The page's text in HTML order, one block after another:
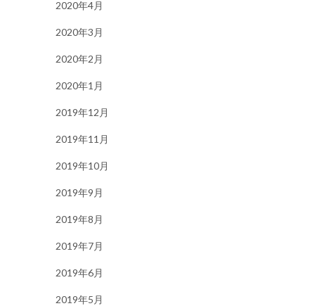
2020年4月
2020年3月
2020年2月
2020年1月
2019年12月
2019年11月
2019年10月
2019年9月
2019年8月
2019年7月
2019年6月
2019年5月